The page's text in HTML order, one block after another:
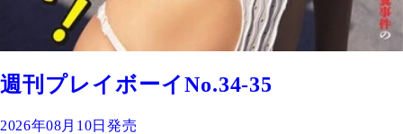
週刊プレイボーイNo.34-35
2026年08月10日発売